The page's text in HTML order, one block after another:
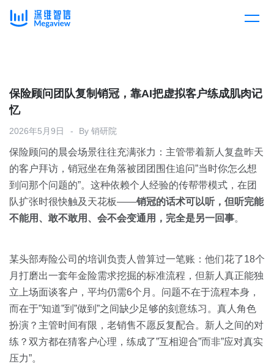
产品总览
产品集成
下载客户端
解决方案
按行业
企业服务
消费医疗
教育
汽车
房地产
金融
按角色
客户案例
开放平台
定价
资源中心
全部
白皮书
关于我们
预约演示
保险顾问团队复制销冠，靠AI把虚拟客户练成肌肉记
忆
2026年5月9日 By 销研院
保险顾问的晨会场景往往充满张力：主管带着新人复盘昨天
的客户拜访，销冠坐在角落被团团围住追问”当时你怎么想
到问那个问题的”。这种依赖个人经验的传帮带模式，在团
队扩张时很快触及天花板——销冠的话术可以听，但听完能
不能用、敢不敢用、会不会变通用，完全是另一回事。
某头部寿险公司的培训负责人曾算过一笔账：他们花了18个
月打磨出一套年金险需求挖掘的标准流程，但新人真正能独
立上场面谈客户，平均仍需6个月。问题不在于流程本身，
而在于”知道”到”做到”之间缺少足够的刻意练习。真人角色
扮演？主管时间有限，老销售不愿反复配合。新人之间的对
练？双方都在猜客户心理，练成了”互相迎合”而非”应对真实
压力”。